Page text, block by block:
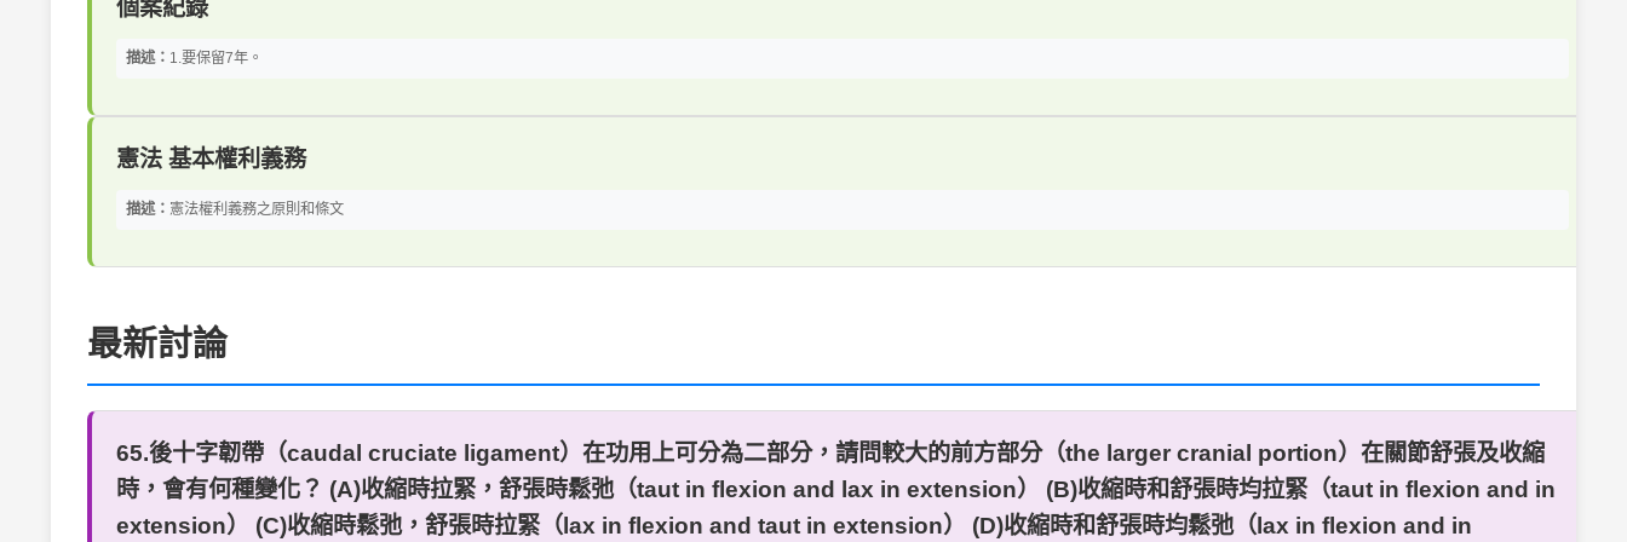
個案紀錄
描述： 1.要保留7年。
憲法 基本權利義務
描述： 憲法權利義務之原則和條文
最新討論
65.後十字韌帶（caudal cruciate ligament）在功用上可分為二部分，請問較大的前方部分（the larger cranial portion）在關節舒張及收縮
時，會有何種變化？ (A)收縮時拉緊，舒張時鬆弛（taut in flexion and lax in extension） (B)收縮時和舒張時均拉緊（taut in flexion and in
extension） (C)收縮時鬆弛，舒張時拉緊（lax in flexion and taut in extension） (D)收縮時和舒張時均鬆弛（lax in flexion and in